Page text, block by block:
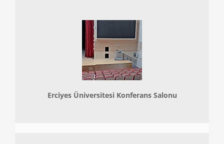
Erciyes Üniversitesi Konferans Salonu